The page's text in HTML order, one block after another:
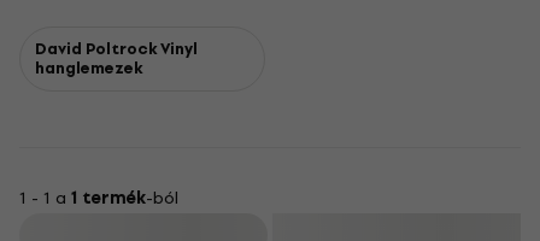
David Poltrock Vinyl
hanglemezek
1 - 1 a 1 termék-ból